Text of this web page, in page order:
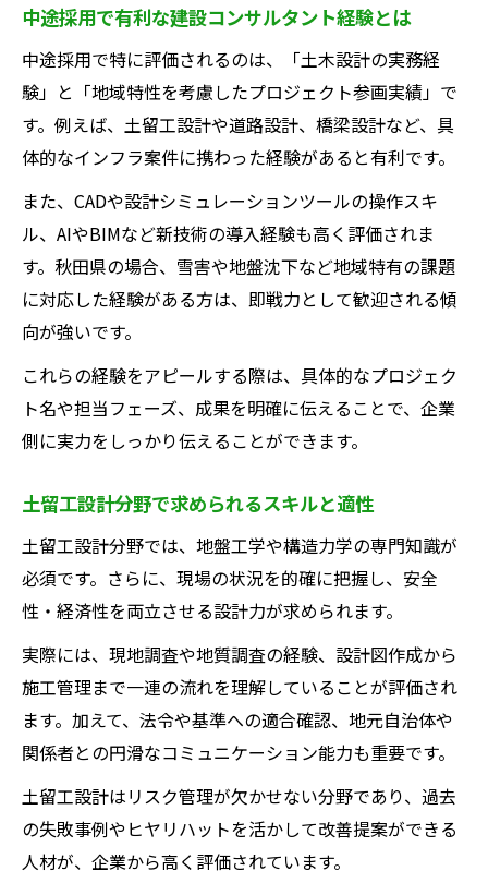
筋
実績を活かせる建設コンサルタント転職術
秋田県で選ばれる建設コンサルの強み総まとめ
秋田県の建設コンサルタントが持つ地域優
位性
土留工設計技術に強い建設コンサルタント
解説
転職者が注目する建設コンサルタントの信
頼性
働きやすさが評価される建設コンサルタン
ト特集
安定した将来性を誇る建設コンサルタント
中途採用で有利な建設コンサルタント経験とは
中途採用で特に評価されるのは、「土木設計の実務経
験」と「地域特性を考慮したプロジェクト参画実績」で
す。例えば、土留工設計や道路設計、橋梁設計など、具
体的なインフラ案件に携わった経験があると有利です。
また、CADや設計シミュレーションツールの操作スキ
ル、AIやBIMなど新技術の導入経験も高く評価されま
す。秋田県の場合、雪害や地盤沈下など地域特有の課題
に対応した経験がある方は、即戦力として歓迎される傾
向が強いです。
これらの経験をアピールする際は、具体的なプロジェク
ト名や担当フェーズ、成果を明確に伝えることで、企業
側に実力をしっかり伝えることができます。
土留工設計分野で求められるスキルと適性
土留工設計分野では、地盤工学や構造力学の専門知識が
必須です。さらに、現場の状況を的確に把握し、安全
性・経済性を両立させる設計力が求められます。
実際には、現地調査や地質調査の経験、設計図作成から
施工管理まで一連の流れを理解していることが評価され
ます。加えて、法令や基準への適合確認、地元自治体や
関係者との円滑なコミュニケーション能力も重要です。
土留工設計はリスク管理が欠かせない分野であり、過去
の失敗事例やヒヤリハットを活かして改善提案ができる
人材が、企業から高く評価されています。